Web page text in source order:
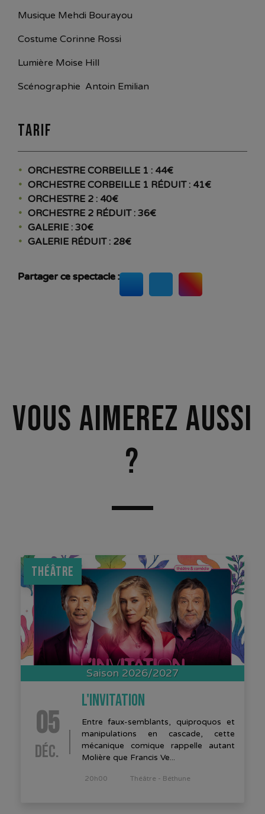
Musique Mehdi Bourayou
Costume Corinne Rossi
Lumière Moise Hill
Scénographie Antoin Emilian
Tarif
ORCHESTRE CORBEILLE 1 : 44€
ORCHESTRE CORBEILLE 1 RÉDUIT : 41€
ORCHESTRE 2 : 40€
ORCHESTRE 2 RÉDUIT : 36€
GALERIE : 30€
GALERIE RÉDUIT : 28€
Partager ce spectacle :
Vous aimerez aussi
?
Saison 2026/2027
05
DÉC.
L'INVITATION
Entre faux-semblants, quiproquos et
manipulations en cascade, cette
mécanique comique rappelle autant
Molière que Francis Ve...
20h00 Théâtre - Béthune
THÉÂTRE